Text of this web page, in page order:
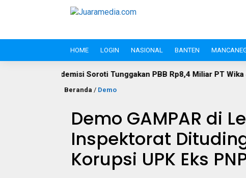
HOME LOGIN NASIONAL BANTEN
Soroti Tunggakan PBB Rp8,4 Miliar PT Wika Serpan: Investor
Beranda / Demo
Demo GAMPAR di
Inspektorat
Korupsi UPK Eks